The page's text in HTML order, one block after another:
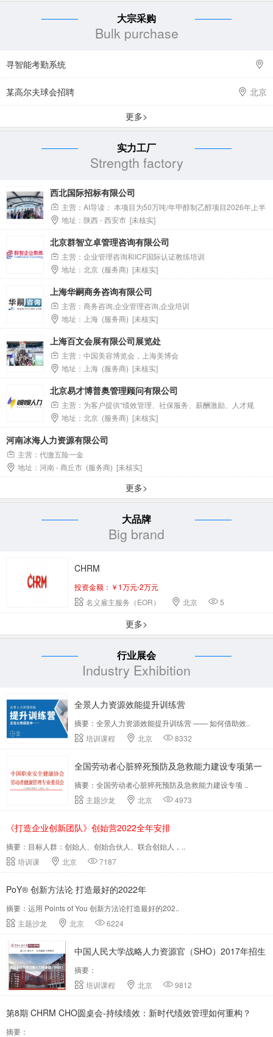
大宗采购
Bulk purchase
寻智能考勤系统
某高尔夫球会招聘
北京
更多>
实力工厂
Strength factory
西北国际招标有限公司
主营：AI导读： 本项目为50万吨/年甲醇制乙醇项目2026年上半
年办公用品采购，采购范围涵盖所需办公用品，具体以谈判采购文
内，交货地点位于陕西省榆林市横山区榆横煤化工业区。供应商需
具备独立法人资格、一般纳税人资格、相关供货业绩及良好信用记
录，且不得被列入失信名单。谈判响应文件递交截止时间为2026年
3月26日09时00分，采用电子化方式提交。采购活动全程线上进
行，供应商需提前完成平台注册及CA证书办理。
地址：陕西 - 西安市 [未核实]
北京群智立卓管理咨询有限公司
主营：企业管理咨询和ICF国际认证教练培训
地址：北京 (服务商) [未核实]
上海华嗣商务咨询有限公司
主营：商务咨询,企业管理咨询,企业培训
地址：上海 (服务商) [未核实]
上海百文会展有限公司展览处
主营：中国美容博览会，上海美博会
地址：上海 (服务商) [未核实]
北京易才博普奥管理顾问有限公司
主营：为客户提供“绩效管理、社保服务、薪酬激励、人才规
划、培训发展、员工福利”等人力管理云平台服务。
地址：北京 (服务商) [未核实]
河南冰海人力资源有限公司
主营：代缴五险一金
地址：河南 - 商丘市 (服务商) [未核实]
更多>
大品牌
Big brand
CHRM
投资金额：￥1万元-2万元
名义雇主服务（EOR）
北京 5
更多>
行业展会
Industry Exhibition
全景人力资源效能提升训练营
摘要：全景人力资源效能提升训练营 —— 如何借助效..
培训课程
北京 8332
全国劳动者心脏猝死预防及急救能力建设专项第一
期培训班
摘要：全国劳动者心脏猝死预防及急救能力建设专项 ..
主题沙龙
北京 4973
《打造企业创新团队》创始营2022全年安排
摘要：目标人群：创始人、创始合伙人、联合创始人，..
培训课
北京 7187
PoY® 创新方法论 打造最好的2022年
摘要：运用 Points of You 创新方法论打造最好的202..
主题沙龙
北京 6224
中国人民大学战略人力资源官（SHO）2017年招生
简章
摘要：
培训课程
北京 9812
第8期 CHRM CHO圆桌会-持续绩效：新时代绩效管理如何重构？
摘要：